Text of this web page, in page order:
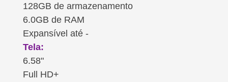
128GB de armazenamento
6.0GB de RAM
Expansível até -
Tela:
6.58"
Full HD+